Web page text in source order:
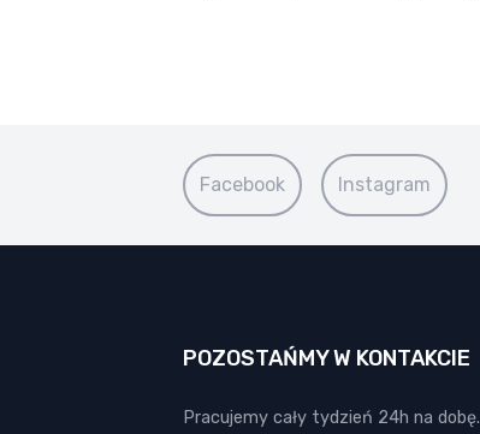
Facebook Instagram
POZOSTAŃMY W KONTAKCIE
Pracujemy cały tydzień 24h na dobę.